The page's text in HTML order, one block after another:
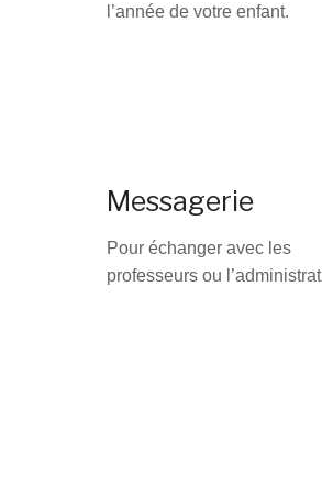
l’année de votre enfant.
Messagerie
Pour échanger avec les
professeurs ou